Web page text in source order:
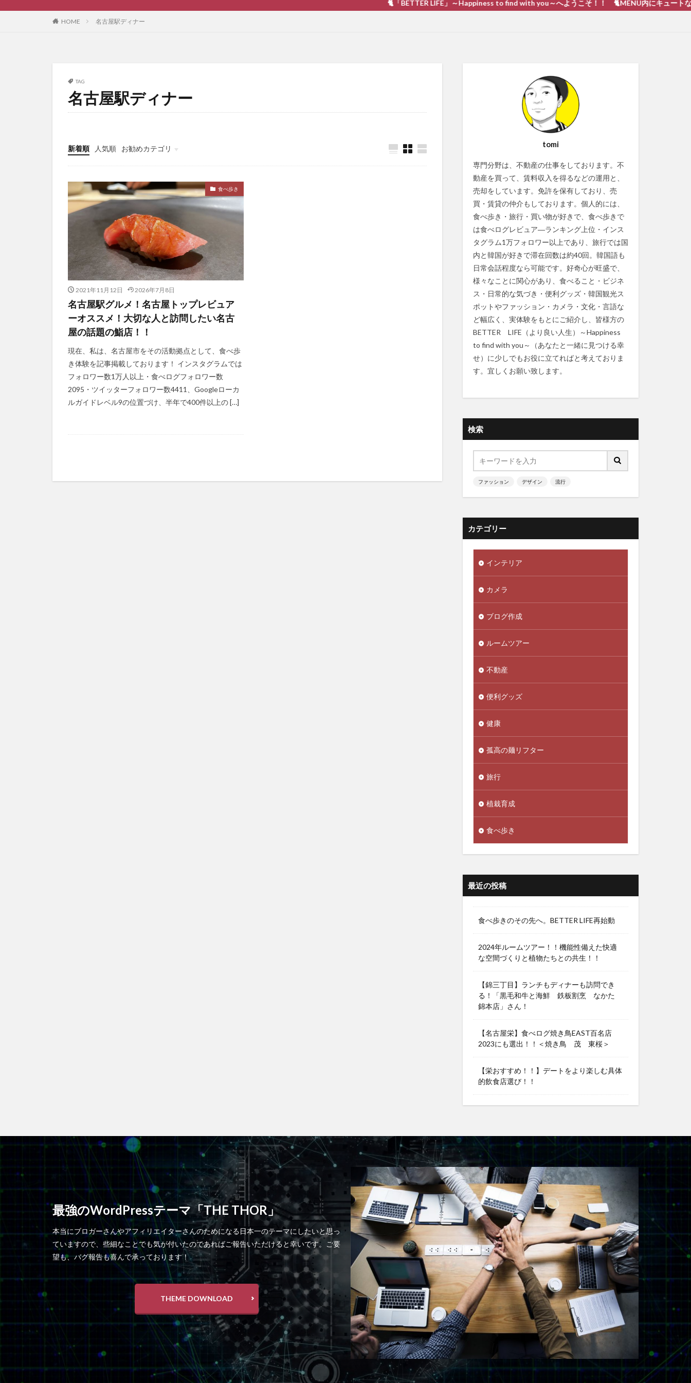
🐈「BETTER LIFE」～Happiness to find with you～へようこそ！！ 🐈MENU内にキュートな戦い 猫動画あ
HOME 名古屋駅ディナー
TAG
名古屋駅ディナー
新着順 人気順
お勧めカテゴリ
ブログ作成
食べ歩き
2021年11月12日 2026年7月8日
名古屋駅グルメ！名古屋トップレビュア
ーオススメ！大切な人と訪問したい名古
屋の話題の鮨店！！
現在、私は、名古屋市をその活動拠点として、食べ歩
き体験を記事掲載しております！ インスタグラムでは
フォロワー数1万人以上・食べログフォロワー数
2095・ツイッターフォロワー数4411、Googleローカ
ルガイドレベル9の位置づけ、半年で400件以上の […]
tomi
専門分野は、不動産の仕事をしております。不
動産を買って、賃料収入を得るなどの運用と、
売却をしています。免許を保有しており、売
買・賃貸の仲介もしております。個人的には、
食べ歩き・旅行・買い物が好きで、食べ歩きで
は食べログレビュア―ランキング上位・インス
タグラム1万フォロワー以上であり、旅行では国
内と韓国が好きで滞在回数は約40回。韓国語も
日常会話程度なら可能です。好奇心が旺盛で、
様々なことに関心があり、食べること・ビジネ
ス・日常的な気づき・便利グッズ・韓国観光ス
ポットやファッション・カメラ・文化・言語な
ど幅広く、実体験をもとにご紹介し、皆様方の
BETTER LIFE（より良い人生）～Happiness
to find with you～（あなたと一緒に見つける幸
せ）に少しでもお役に立てればと考えておりま
す。宜しくお願い致します。
検索
ファッション デザイン 流行
カテゴリー
インテリア
カメラ
ブログ作成
ルームツアー
不動産
便利グッズ
健康
孤高の麺リフター
旅行
植栽育成
食べ歩き
最近の投稿
食べ歩きのその先へ。BETTER LIFE再始動
2024年ルームツアー！！機能性備えた快適
な空間づくりと植物たちとの共生！！
【錦三丁目】ランチもディナーも訪問でき
る！「黒毛和牛と海鮮 鉄板割烹 なかた
錦本店」さん！
【名古屋栄】食べログ焼き鳥EAST百名店
2023にも選出！！＜焼き鳥 茂 東桜＞
【栄おすすめ！！】デートをより楽しむ具体
的飲食店選び！！
最強のWordPressテーマ「THE THOR」
本当にブロガーさんやアフィリエイターさんのためになる日本一のテーマにしたいと思っ
ていますので、些細なことでも気が付いたのであればご報告いただけると幸いです。ご要
望も、バグ報告も喜んで承っております！
THEME DOWNLOAD